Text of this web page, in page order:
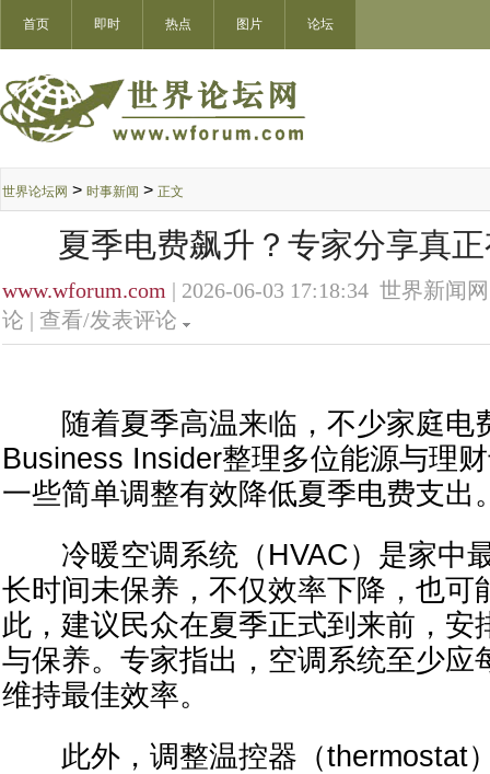
首页 即时 热点 图片 论坛
世界论坛网 > 时事新闻 > 正文
夏季电费飙升？专家分享真
www.wforum.com | 2026-06-03 17:18:34 世界新闻
论 | 查看/发表评论
随着夏季高温来临，不少家庭电
Business Insider整理多位能源与理
一些简单调整有效降低夏季电费支出
冷暖空调系统（HVAC）是家中
长时间未保养，不仅效率下降，也可
此，建议民众在夏季正式到来前，安
与保养。专家指出，空调系统至少应
维持最佳效率。
此外，调整温控器（thermostat